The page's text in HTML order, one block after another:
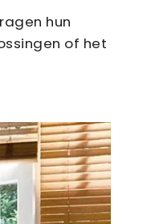
hun
of het